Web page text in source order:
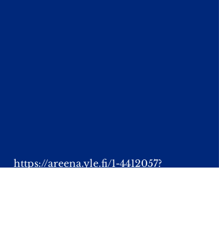
https://areena.yle.fi/1-4412057?